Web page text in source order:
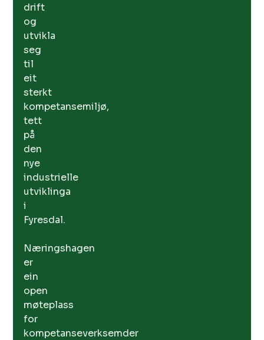
drift
og
utvikla
seg
til
eit
sterkt
kompetansemiljø,
tett
på
den
nye
industrielle
utviklinga
i
Fyresdal.
Næringshagen
er
ein
open
møteplass
for
kompetanseverksemder